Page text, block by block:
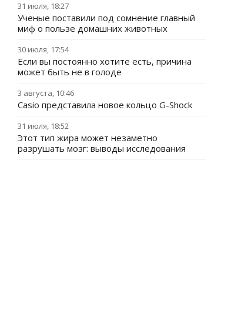
31 июля, 18:27
Ученые поставили под сомнение главный
миф о пользе домашних животных
30 июля, 17:54
Если вы постоянно хотите есть, причина
может быть не в голоде
3 августа, 10:46
Casio представила новое кольцо G-Shock
31 июля, 18:52
Этот тип жира может незаметно
разрушать мозг: выводы исследования